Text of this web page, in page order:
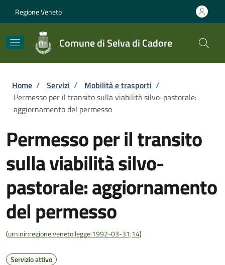
Regione Veneto
Comune di Selva di Cadore
Briciole di pane
Home / Servizi / Mobilità e trasporti /
Permesso per il transito sulla viabilità silvo-pastorale:
aggiornamento del permesso
Permesso per il transito
sulla viabilità silvo-
pastorale: aggiornamento
del permesso
(urn:nir:regione.veneto:legge:1992-03-31;14)
Servizio attivo